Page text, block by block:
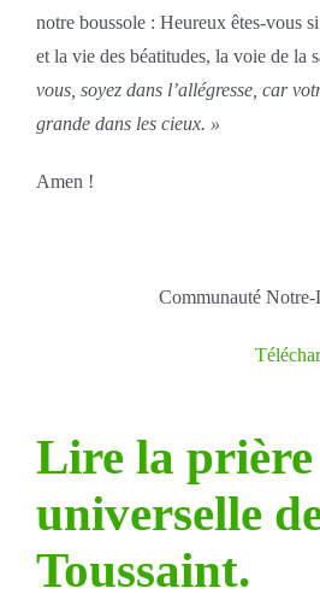
notre boussole : Heureux êtes-vous
et la vie des béatitudes, la voie de la
vous, soyez dans l’allégresse, car
grande dans les cieux. »
Amen !
Communauté
Lire la prière
universelle
Toussaint.